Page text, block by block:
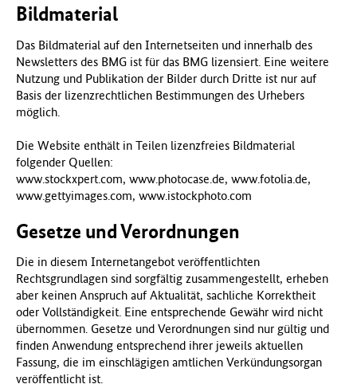
Bildmaterial
Das Bildmaterial auf den Internetseiten und innerhalb des
Newsletters des BMG ist für das BMG lizensiert. Eine weitere
Nutzung und Publikation der Bilder durch Dritte ist nur auf
Basis der lizenzrechtlichen Bestimmungen des Urhebers
möglich.
Die Website enthält in Teilen lizenzfreies Bildmaterial
folgender Quellen:
www.stockxpert.com, www.photocase.de, www.fotolia.de,
www.gettyimages.com, www.istockphoto.com
Gesetze und Verordnungen
Die in diesem Internetangebot veröffentlichten
Rechtsgrundlagen sind sorgfältig zusammengestellt, erheben
aber keinen Anspruch auf Aktualität, sachliche Korrektheit
oder Vollständigkeit. Eine entsprechende Gewähr wird nicht
übernommen. Gesetze und Verordnungen sind nur gültig und
finden Anwendung entsprechend ihrer jeweils aktuellen
Fassung, die im einschlägigen amtlichen Verkündungsorgan
veröffentlicht ist.